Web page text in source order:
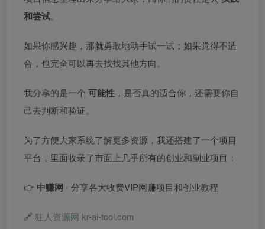
和尝试。
如果你感兴趣，那就勇敢地动手试一试；如果觉得不适
合，也完全可以再去找找其他方向。
我分享的是一个 可能性 ，是否真的适合你，还需要你自
己去判断和验证。
为了方便大家系统了解更多资源，我还搭建了一个项目
平台，里面收录了市面上几乎所有的创业和副业项目：
👉 中赚网 - 分享各大收费VIP网赚项目和创业教程
🔗 狂人资源网 kr-ai-tool.com